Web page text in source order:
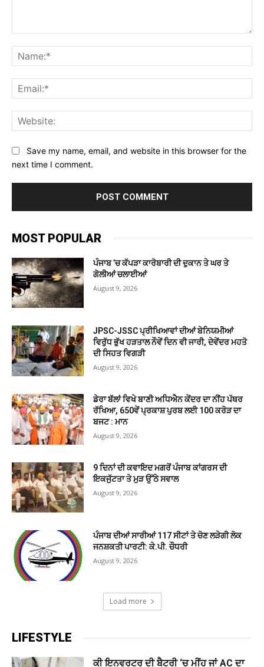
Save my name, email, and website in this browser for the
next time I comment.
MOST POPULAR
ਪੰਜਾਬ ’ਚ ਕੱਪੜਾ ਕਾਰੋਬਾਰੀ ਦੀ ਦੁਕਾਨ ਤੇ ਘਰ ਤੇ
ਗੋਲੀਆਂ ਚਲਾਈਆਂ
August 9, 2026
JPSC-JSSC ਪ੍ਰੀਖਿਆਵਾਂ ਦੀਆਂ ਬੇਨਿਯਮੀਆਂ
ਵਿਰੁੱਧ ਭੁੱਖ ਹੜਤਾਲ ਨੌਵੇਂ ਦਿਨ ਵੀ ਜਾਰੀ, ਦੇਵੇਂਦਰ ਮਹਤੋ
ਦੀ ਸਿਹਤ ਵਿਗੜੀ
August 9, 2026
ਡੇਰਾ ਬੱਲਾਂ ਵਿਖੇ ਬਾਣੀ ਅਧਿਐਨ ਕੇਂਦਰ ਦਾ ਨੀਂਹ ਪੱਥਰ
ਰੱਖਿਆ, 650ਵੇਂ ਪ੍ਰਕਾਸ਼ ਪੁਰਬ ਲਈ 100 ਕਰੋੜ ਦਾ
ਬਜਟ : ਮਾਨ
August 9, 2026
9 ਦਿਨਾਂ ਦੀ ਕਵਾਇਦ ਮਗਰੋਂ ਪੰਜਾਬ ਕਾਂਗਰਸ ਦੀ
ਇਕਜੁੱਟਤਾ ਤੇ ਮੁੜ ਉੱਠੇ ਸਵਾਲ
August 9, 2026
ਪੰਜਾਬ ਦੀਆਂ ਸਾਰੀਆਂ 117 ਸੀਟਾਂ ਤੇ ਚੋਣ ਲੜੇਗੀ ਲੋਕ
ਜਨਸ਼ਕਤੀ ਪਾਰਟੀ: ਕੇ.ਪੀ. ਚੌਧਰੀ
August 9, 2026
Load more
LIFESTYLE
ਕੀ ਇਨਵਰਟਰ ਦੀ ਬੈਟਰੀ ‘ਚ ਮੀਂਹ ਜਾਂ AC ਦਾ